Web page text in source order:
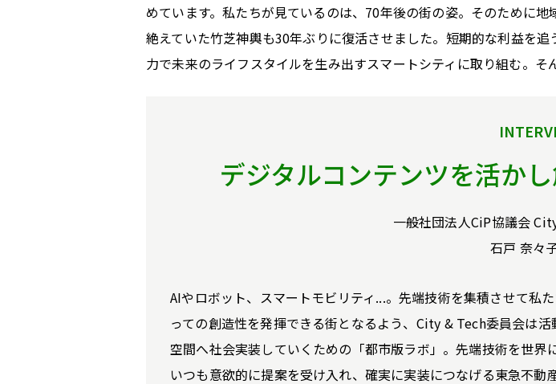
めています。私たちが見ているのは、70年後の街の姿。そのために
絶えていた竹芝神輿も30年ぶりに復活させました。短期的な利益を
力で未来のライフスタイルを生み出すスマートシティに取り組む。そ
デジタルコンテンツを活か
一般社団法人CiP協議会
石戸 奈々
AIやロボット、スマートモビリティ...。先端技術を集積させて私
っての創造性を発揮できる街となるよう、City & Tech委員会は
空間へ社会実装していくための「都市版ラボ」。先端技術を世界
いつも意欲的に提案を受け入れ、確実に実装につなげる東急不動